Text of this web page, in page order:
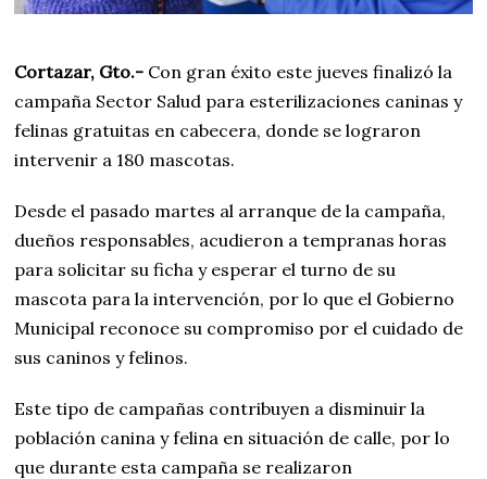
Cortazar, Gto.- Con gran éxito este jueves finalizó la
campaña Sector Salud para esterilizaciones caninas y
felinas gratuitas en cabecera, donde se lograron
intervenir a 180 mascotas.
Desde el pasado martes al arranque de la campaña,
dueños responsables, acudieron a tempranas horas
para solicitar su ficha y esperar el turno de su
mascota para la intervención, por lo que el Gobierno
Municipal reconoce su compromiso por el cuidado de
sus caninos y felinos.
Este tipo de campañas contribuyen a disminuir la
población canina y felina en situación de calle, por lo
que durante esta campaña se realizaron